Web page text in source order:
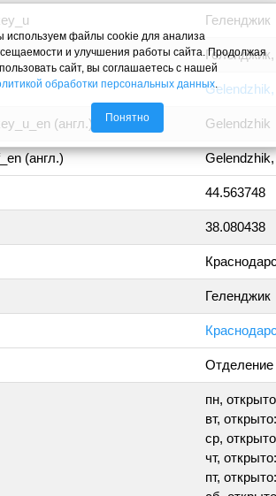
Геленджик
(англ.) Gelendzhik
(англ.)
44.563748
38.080438
Геленджик
Отделение
пн,
вт,
ср,
чт,
пт,
используем файлы cookie для анализа
и улучшения работы сайта. Продолжая
сайт, вы соглашаетесь с нашей
обработки персональных данных
Понятно